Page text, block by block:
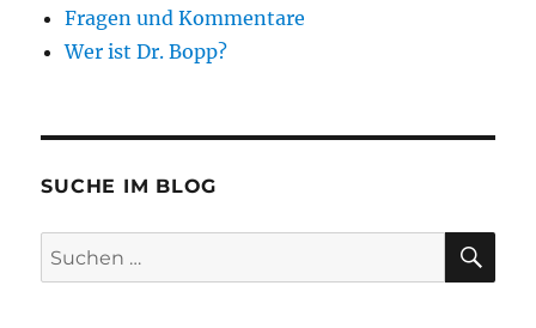
Fragen und Kommentare
Wer ist Dr. Bopp?
SUCHE IM BLOG
Suchen
nach: